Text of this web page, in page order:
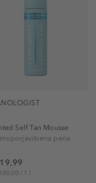
Self Tan Mousse
pena
/ 1 l